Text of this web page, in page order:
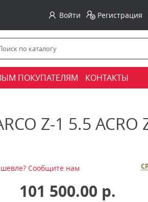
Войти Регистрация
ПОКУПАТЕЛЯМ КОНТАКТЫ
Z-1 5.5 ACRO
Сообщите нам
101 500.00 р.